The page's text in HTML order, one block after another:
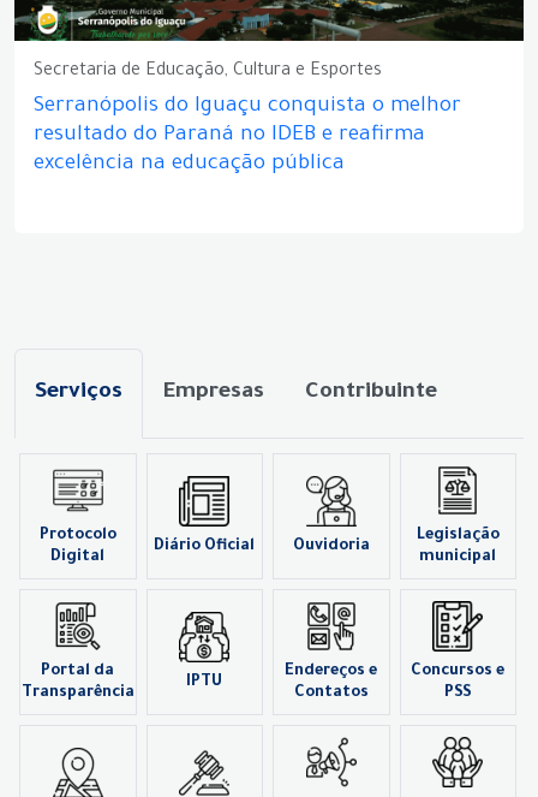
Secretaria de Educação, Cultura e Esportes
Serranópolis do Iguaçu conquista o melhor
resultado do Paraná no IDEB e reafirma
excelência na educação pública
Serviços Empresas Contribuinte
Protocolo
Digital
Diário Oficial Ouvidoria
Legislação
municipal
Portal da
Transparência
IPTU
Endereços e
Contatos
Concursos e
PSS